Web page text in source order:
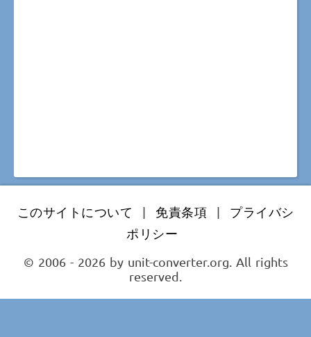
このサイトについて | 免責条項 |
プライバシ
ポリシー
© 2006 - 2026 by unit-converter.org. All rights
reserved.